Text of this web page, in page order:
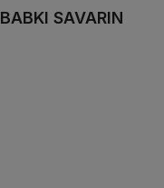
SAVARIN